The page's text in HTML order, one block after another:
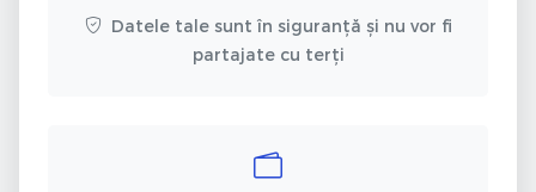
Datele tale sunt în siguranță și nu vor fi
partajate cu terți